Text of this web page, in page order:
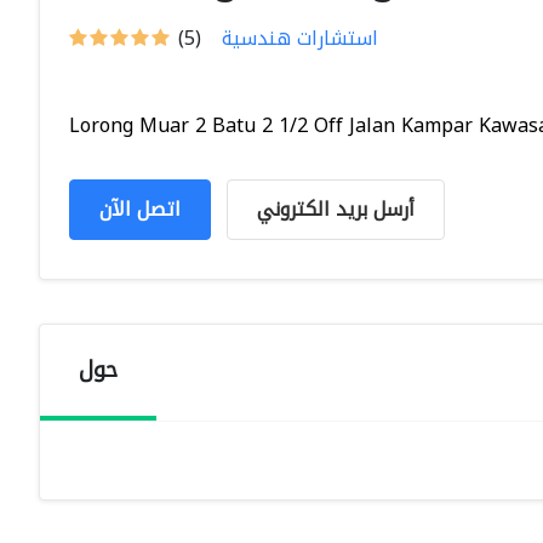
(5) استشارات هندسية
Lorong Muar 2 Batu 2 1/2 Off Jalan Kampar
اتصل الآن أرسل بريد الكتروني
حول